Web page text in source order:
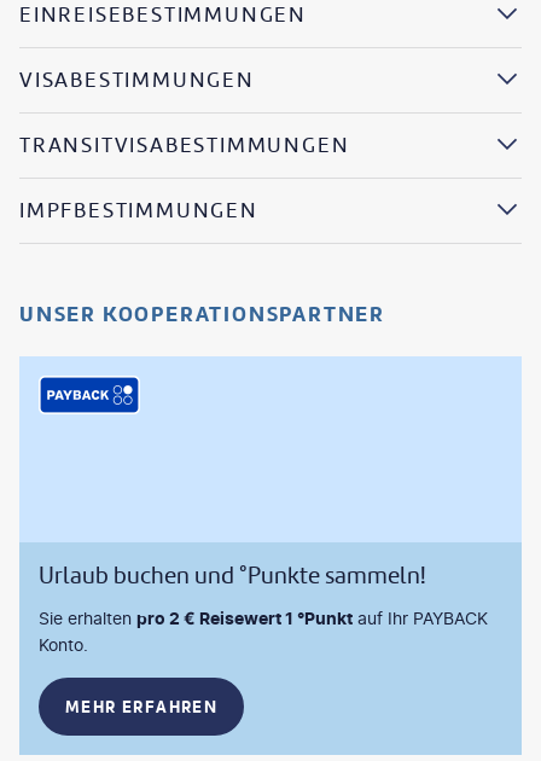
EINREISEBESTIMMUNGEN
VISABESTIMMUNGEN
TRANSITVISABESTIMMUNGEN
IMPFBESTIMMUNGEN
UNSER KOOPERATIONSPARTNER
Urlaub buchen und °Punkte sammeln!
Sie erhalten pro 2 € Reisewert 1 °Punkt auf Ihr PAYBACK
Konto.
MEHR ERFAHREN